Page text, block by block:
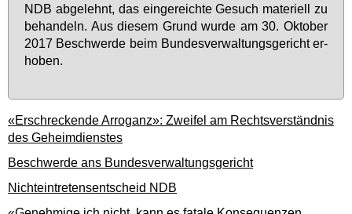
NDB ab­ge­lehnt, das ein­ge­reich­te Ge­such ma­te­ri­ell zu
be­han­deln. Aus die­sem Grund wur­de am 30. Ok­to­ber
2017 Be­schwer­de beim Bun­des­ver­wal­tungs­ge­richt er­
ho­ben.
«Erschreckende Arroganz»: Zweifel am Rechtsverständnis
des Geheimdienstes
Beschwerde ans Bundesverwaltungsgericht
Nichteintretensentscheid NDB